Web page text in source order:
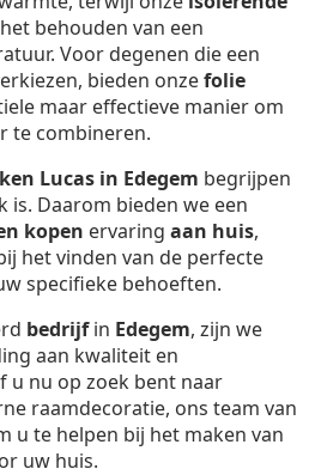
behouden van een
Voor degenen die een
bieden onzefolie
maar effectieve manier om
te combineren.
Lucas in Edegem begrijpen
is. Daarom bieden we een
kopen ervaring aan huis,
het vinden van de perfecte
specifieke behoeften.
bedrijfin Edegem, zijn we
aan kwaliteit en
u nu op zoek bent naar
raamdecoratie, ons team van
u te helpen bij het maken van
uw huis.